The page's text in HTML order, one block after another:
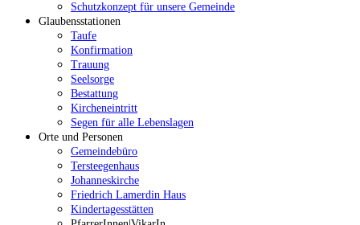
Schutzkonzept für unsere Gemeinde
Glaubensstationen
Taufe
Konfirmation
Trauung
Seelsorge
Bestattung
Kircheneintritt
Segen für alle Lebenslagen
Orte und Personen
Gemeindebüro
Tersteegenhaus
Johanneskirche
Friedrich Lamerdin Haus
Kindertagesstätten